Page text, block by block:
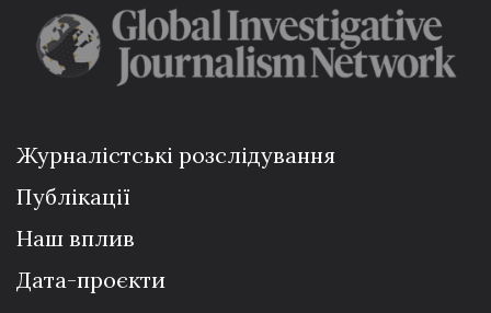
Журналістські розслідування
Публікації
Наш вплив
Дата-проєкти